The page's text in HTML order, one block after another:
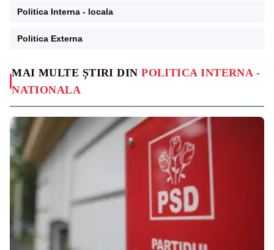
MAI MULTE ȘTIRI DINPOLITICA INTERNA -
NATIONALA
Politica Interna - locala
Politica Externa